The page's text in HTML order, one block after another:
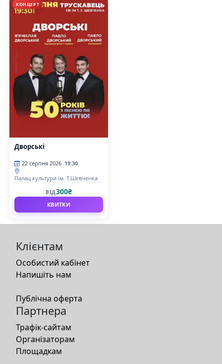
КОНЦЕРТ
Дворські
22 серпня 2026 19:30
Палац культури ім. Т.Шевченка
ВІД300₴
КВИТКИ
Клієнтам
Особистий кабінет
Напишіть нам
Публічна оферта
Партнера
Трафік-сайтам
Організаторам
Площадкам